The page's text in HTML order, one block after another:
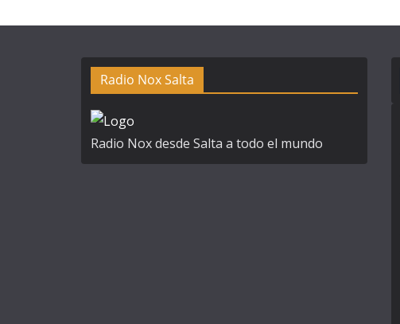
Radio Nox Salta
Radio Nox desde Salta a todo el mundo